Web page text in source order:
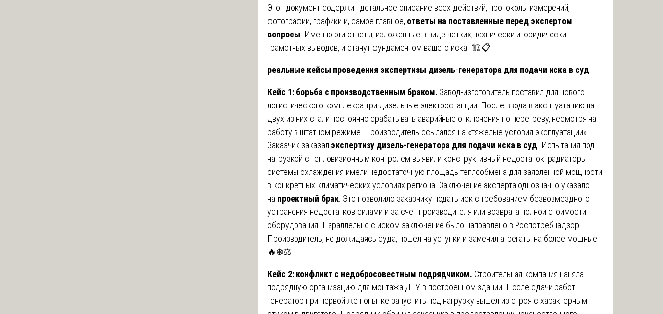
Этот документ содержит детальное описание всех действий, протоколы измерений,
фотографии, графики и, самое главное, ответы на поставленные перед экспертом
вопросы . Именно эти ответы, изложенные в виде четких, технически и юридически
грамотных выводов, и станут фундаментом вашего иска. 🏗️📋
реальные кейсы проведения экспертизы дизель-генератора для подачи иска в суд
Кейс 1: борьба с производственным браком. Завод-изготовитель поставил для нового
логистического комплекса три дизельные электростанции. После ввода в эксплуатацию на
двух из них стали постоянно срабатывать аварийные отключения по перегреву, несмотря на
работу в штатном режиме. Производитель ссылался на «тяжелые условия эксплуатации».
Заказчик заказал экспертизу дизель-генератора для подачи иска в суд . Испытания под
нагрузкой с тепловизионным контролем выявили конструктивный недостаток: радиаторы
системы охлаждения имели недостаточную площадь теплообмена для заявленной мощности
в конкретных климатических условиях региона. Заключение эксперта однозначно указало
на проектный брак . Это позволило заказчику подать иск с требованием безвозмездного
устранения недостатков силами и за счет производителя или возврата полной стоимости
оборудования. Параллельно с иском заключение было направлено в Роспотребнадзор.
Производитель, не дожидаясь суда, пошел на уступки и заменил агрегаты на более мощные.
🔥❄️⚖️
Кейс 2: конфликт с недобросовестным подрядчиком. Строительная компания наняла
подрядную организацию для монтажа ДГУ в построенном здании. После сдачи работ
генератор при первой же попытке запустить под нагрузку вышел из строя с характерным